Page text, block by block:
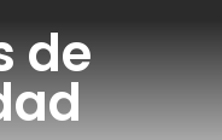
de